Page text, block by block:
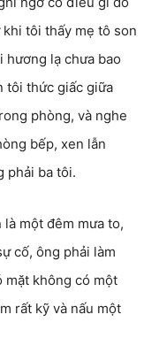
tôi thấy mẹ tô son
hương lạ chưa bao
tôi thức giấc giữa
phòng, và nghe
bếp, xen lẫn
phải ba tôi.
một đêm mưa to,
cố, ông phải làm
mặt không có một
rất kỹ và nấu một